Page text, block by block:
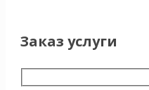
Заказ услуги